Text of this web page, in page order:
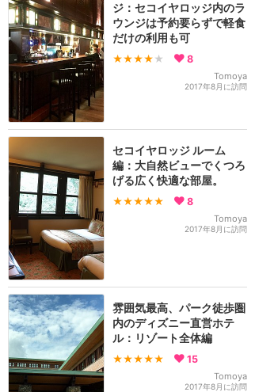
ジ：セコイヤロッジ内のラ
ウンジは予約要らずで軽食
だけの利用も可
★★★★ ★ 8
Tomoya
2017年8月に訪問
セコイヤロッジ ルーム
編：大自然ビューでくつろ
げる広く快適な部屋。
★★★★★ 8
Tomoya
2017年8月に訪問
雰囲気最高、パーク徒歩圏
内のディズニー直営ホテ
ル：リゾート全体編
★★★★★ 15
Tomoya
2017年8月に訪問